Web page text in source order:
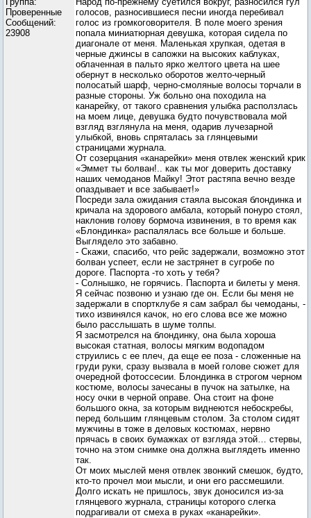
Проверенные
Сообщений:
23908
голосов, разносившиеся песни иногда перебивал
голос из громкоговорителя. В поле моего зрения
попала миниатюрная девушка, которая сидела по
диагонале от меня. Маленькая хрупкая, одетая в
черные джинсы в сапожки на высоких каблуках,
облаченная в пальто ярко желтого цвета на шее
обернут в несколько оборотов желто-черный
полосатый шарф, черно-смоляные волосы торчали в
разные стороны. Уж больно она походила на
канарейку, от такого сравнения улыбка расползлась
на моем лице, девушка будто почувствовала мой
взгляд взглянула на меня, одарив лучезарной
улыбкой, вновь спряталась за глянцевыми
страницами журнала.
От созерцания «канарейки» меня отвлек женский крик
«Эммет ты болван!.. как ты мог доверить доставку
наших чемоданов Майку! Этот растяпа вечно везде
опаздывает и все забывает!»
Посреди зала ожидания стаяла высокая блондинка и
кричала на здорового амбала, который понуро стоял,
наклонив голову бормоча извинения, в то время как
«Блондинка» распалялась все больше и больше.
Выглядело это забавно.
- Скажи, спасибо, что рейс задержали, возможно этот
болван успеет, если не застрянет в сугробе по
дороге. Паспорта -то хоть у тебя?
- Солнышко, не горячись. Паспорта и билеты у меня.
Я сейчас позвоню и узнаю где он. Если бы меня не
задержали в спортклубе я сам забрал бы чемоданы, -
тихо извинялся качок, но его слова все же можно
было расслышать в шуме толпы.
Я засмотрелся на блондинку, она была хороша
высокая статная, волосы мягким водопадом
струились с ее плеч, да еще ее поза - сложенные на
груди руки, сразу вызвала в моей голове сюжет для
очередной фотоссесии. Блондинка в строгом черном
костюме, волосы зачесаны в пучок на затылке, на
носу очки в черной оправе. Она стоит на фоне
большого окна, за которым виднеются небоскребы,
перед большим глянцевым столом. За столом сидят
мужчины в тоже в деловых костюмах, нервно
прячась в своих бумажках от взгляда этой… стервы,
точно на этом снимке она должна выглядеть именно
так.
От моих мыслей меня отвлек звонкий смешок, будто,
кто-то прочел мои мысли, и они его рассмешили.
Долго искать не пришлось, звук доносился из-за
глянцевого журнала, страницы которого слегка
подрагивали от смеха в руках «канарейки».